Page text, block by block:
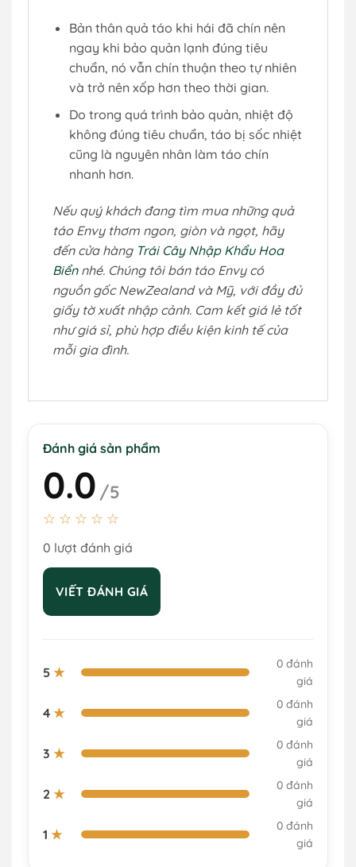
Bản thân quả táo khi hái đã chín nên
ngay khi bảo quản lạnh đúng tiêu
chuẩn, nó vẫn chín thuận theo tự nhiên
và trở nên xốp hơn theo thời gian.
Do trong quá trình bảo quản, nhiệt độ
không đúng tiêu chuẩn, táo bị sốc nhiệt
cũng là nguyên nhân làm táo chín
nhanh hơn.
Nếu quý khách đang tìm mua những quả
táo Envy thơm ngon, giòn và ngọt, hãy
đến cửa hàng Trái Cây Nhập Khẩu Hoa
Biểnnhé. Chúng tôi bán táo Envy có
nguồn gốc NewZealand và Mỹ, với đầy đủ
giấy tờ xuất nhập cảnh. Cam kết giá lẻ tốt
như giá sỉ, phù hợp điều kiện kinh tế của
mỗi gia đình.
Đánh giá sản phẩm
0.0 /5
☆☆☆☆☆
0 lượt đánh giá
VIẾT ĐÁNH GIÁ
5 ★
0 đánh
giá
4 ★
0 đánh
giá
3 ★
0 đánh
giá
2 ★
0 đánh
giá
1 ★
0 đánh
giá